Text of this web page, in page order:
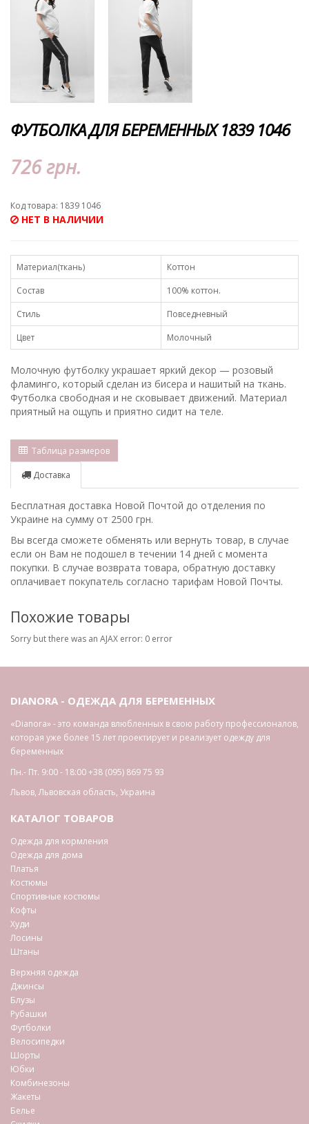
ФУТБОЛКА ДЛЯ БЕРЕМЕННЫХ 1839 1046
726 грн.
Код товара: 1839 1046
НЕТ В НАЛИЧИИ
Материал(ткань)
Коттон
Состав
100% коттон.
Стиль
Повседневный
Цвет
Молочный
Молочную футболку украшает яркий декор — розовый
фламинго, который сделан из бисера и нашитый на ткань.
Футболка свободная и не сковывает движений. Материал
приятный на ощупь и приятно сидит на теле.
Таблица размеров
Доставка
Бесплатная доставка Новой Почтой до отделения по
Украине на сумму от 2500 грн.
Вы всегда сможете обменять или вернуть товар, в случае
если он Вам не подошел в течении 14 дней с момента
покупки. В случае возврата товара, обратную доставку
оплачивает покупатель согласно тарифам Новой Почты.
Похожие товары
Sorry but there was an AJAX error: 0 error
DIANORA - ОДЕЖДА ДЛЯ БЕРЕМЕННЫХ
«Dianora» - это команда влюбленных в свою работу профессионалов,
которая уже более 15 лет проектирует и реализует одежду для
беременных
Пн.- Пт. 9:00 - 18:00+38 (095) 869 75 93
Львов,Львовская область, Украина
КАТАЛОГ ТОВАРОВ
Одежда для кормления
Одежда для дома
Платья
Костюмы
Спортивные костюмы
Кофты
Худи
Лосины
Штаны
Верхняя одежда
Джинсы
Блузы
Рубашки
Футболки
Велосипедки
Шорты
Юбки
Комбинезоны
Жакеты
Белье